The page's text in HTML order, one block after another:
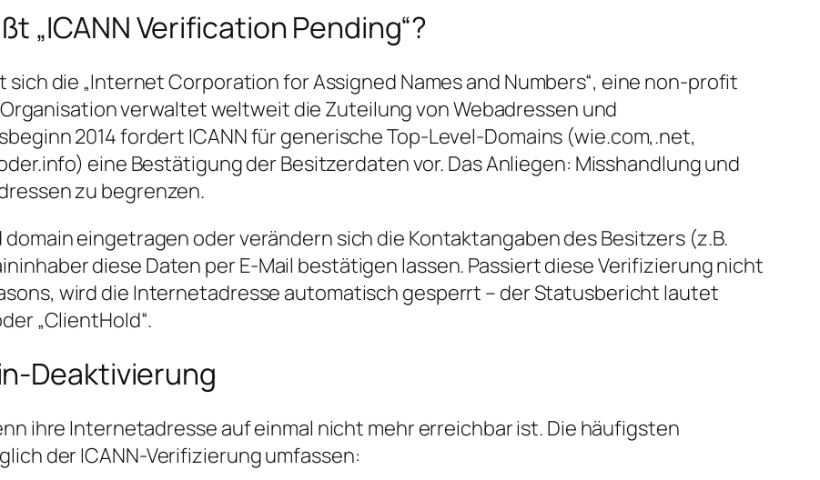
„ICANN Verification Pending“?
die „Internet Corporation for Assigned Names and Numbers“, eine non-profit
verwaltet weltweit die Zuteilung von Webadressen und
2014 fordert ICANN für generische Top-Level-Domains (wie.com,.net,
eine Bestätigung der Besitzerdaten vor. Das Anliegen: Misshandlung und
zu begrenzen.
eingetragen oder verändern sich die Kontaktangaben des Besitzers (z.B.
diese Daten per E-Mail bestätigen lassen. Passiert diese Verifizierung nicht
wird die Internetadresse automatisch gesperrt – der Statusbericht lautet
„ClientHold“.
Deaktivierung
ihre Internetadresse auf einmal nicht mehr erreichbar ist. Die häufigsten
der ICANN-Verifizierung umfassen: